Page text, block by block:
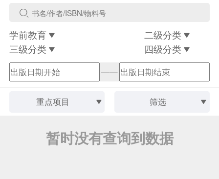
学前教育
二级分类
三级分类
四级分类
——
重点项目 筛选
暂时没有查询到数据